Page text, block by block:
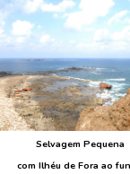
Selvagem Pequena
com Ilhéu de Fora ao